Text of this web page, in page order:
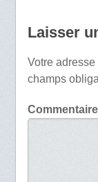
Laisser
Votre
champs
Commentaire